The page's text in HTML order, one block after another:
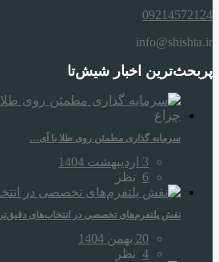
09214572124
info@shishta.ir
پربحث‌ترین اخبار شیش‌تا
سرمایه‌ گذاری مطمئن روی طلا با آی…
3 اردیبهشت 1404
6 نظر
نقش پلتفرم‌های تخصصی در انتخاب‌های دقیق‌تر
20 بهمن 1404
4 نظر